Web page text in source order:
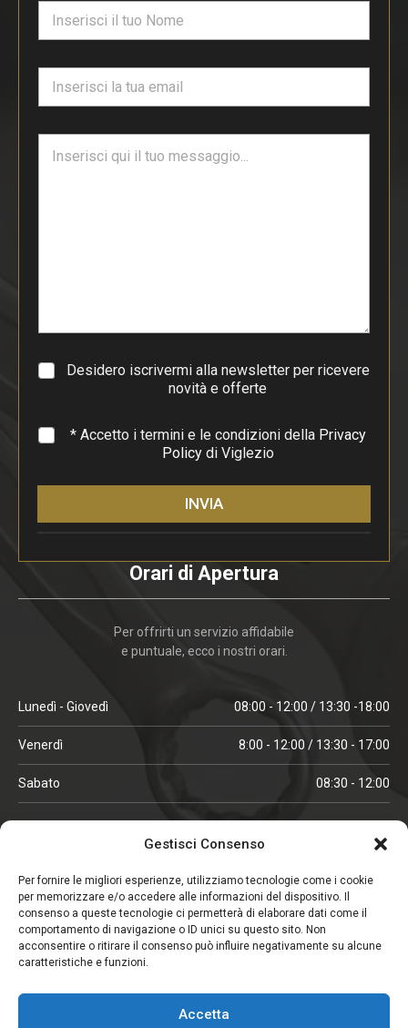
Gestisci Consenso
Per fornire le migliori esperienze, utilizziamo tecnologie come i cookie
per memorizzare e/o accedere alle informazioni del dispositivo. Il
consenso a queste tecnologie ci permetterà di elaborare dati come il
comportamento di navigazione o ID unici su questo sito. Non
acconsentire o ritirare il consenso può influire negativamente su alcune
caratteristiche e funzioni.
Accetta
m
a
g
a
f
Desidero iscrivermi alla newsletter per ricevere
novità e offerte
* * Accetto i termini e le condizioni della Privacy
Policydi Viglezio
INVIA
Orari di Apertura
Per offrirti un servizio affidabile
e puntuale, ecco i nostri orari.
Lunedì - Giovedì 08:00 - 12:00 / 13:30 -18:00
Venerdì 8:00 - 12:00 / 13:30 - 17:00
Sabato 08:30 - 12:00
ORARI IN ALTA STAGIONE
Lunedì - Venerdì 08:00 - 12:00 / 13:30 -18:00
Sabato 08:00 - 12:00
CHIUSO IL SABATO
(gennaio, febbraio, agosto, settembre)